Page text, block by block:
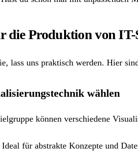
die Produktion von
lass uns praktisch werden. Hier
wählen
können verschiedene
Ideal für abstrakte Konzepte und